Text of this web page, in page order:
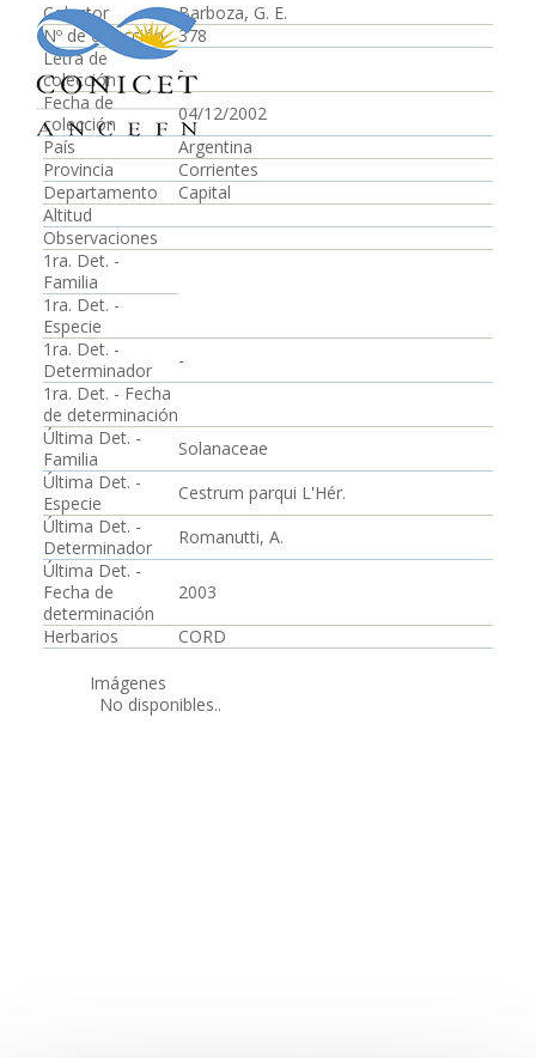
Colector
Barboza, G. E.
Nº de colección
378
Letra de
colección
-
Fecha de
colección
04/12/2002
País
Argentina
Provincia
Corrientes
Departamento
Capital
Altitud
Observaciones
1ra. Det. -
Familia
1ra. Det. -
Especie
1ra. Det. -
Determinador
-
1ra. Det. - Fecha
de determinación
Última Det. -
Familia
Solanaceae
Última Det. -
Especie
Cestrum parqui L'Hér.
Última Det. -
Determinador
Romanutti, A.
Última Det. -
Fecha de
determinación
2003
Herbarios
CORD
Imágenes
No disponibles..